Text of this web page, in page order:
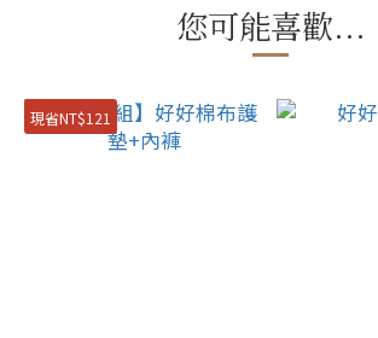
您可能喜歡...
現省NT$121